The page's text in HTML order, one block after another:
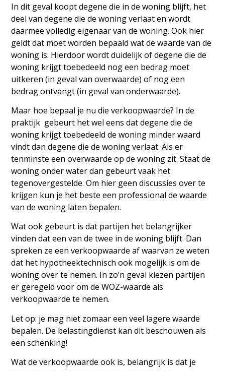
In dit geval koopt degene die in de woning blijft, het
deel van degene die de woning verlaat en wordt
daarmee volledig eigenaar van de woning. Ook hier
geldt dat moet worden bepaald wat de waarde van de
woning is. Hierdoor wordt duidelijk of degene die de
woning krijgt toebedeeld nog een bedrag moet
uitkeren (in geval van overwaarde) of nog een
bedrag ontvangt (in geval van onderwaarde).
Maar hoe bepaal je nu die verkoopwaarde? In de
praktijk gebeurt het wel eens dat degene die de
woning krijgt toebedeeld de woning minder waard
vindt dan degene die de woning verlaat. Als er
tenminste een overwaarde op de woning zit. Staat de
woning onder water dan gebeurt vaak het
tegenovergestelde. Om hier geen discussies over te
krijgen kun je het beste een professional de waarde
van de woning laten bepalen.
Wat ook gebeurt is dat partijen het belangrijker
vinden dat een van de twee in de woning blijft. Dan
spreken ze een verkoopwaarde af waarvan ze weten
dat het hypotheektechnisch ook mogelijk is om de
woning over te nemen. In zo’n geval kiezen partijen
er geregeld voor om de WOZ-waarde als
verkoopwaarde te nemen.
Let op: je mag niet zomaar een veel lagere waarde
bepalen. De belastingdienst kan dit beschouwen als
een schenking!
Wat de verkoopwaarde ook is, belangrijk is dat je